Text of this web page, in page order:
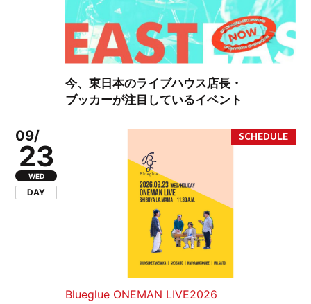
今、東日本のライブハウス店長・
ブッカーが注目しているイベント
09/
23
WED
DAY
Blueglue ONEMAN LIVE2026